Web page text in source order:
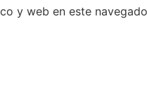
y web en este